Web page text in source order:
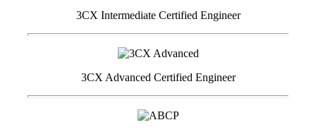
3CX Intermediate Certified Engineer
3CX Advanced Certified Engineer